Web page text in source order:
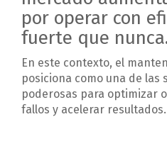
por operar con
fuerte que
En este contexto, el
posiciona como una de las
poderosas para optimizar
fallos y acelerar resultados.